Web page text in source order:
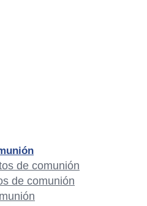
de comunión
de comunión